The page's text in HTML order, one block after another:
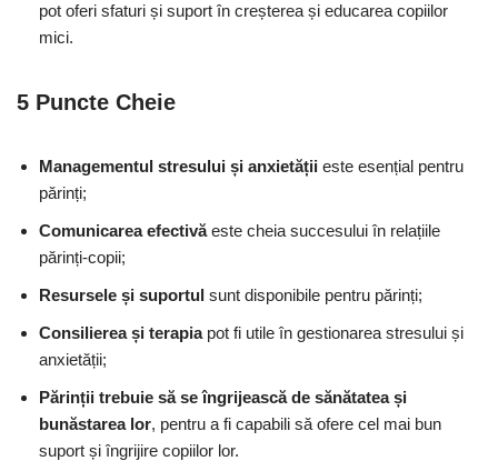
pot oferi sfaturi și suport în creșterea și educarea copiilor
mici.
5 Puncte Cheie
Managementul stresului și anxietății este esențial pentru
părinți;
Comunicarea efectivăeste cheia succesului în relațiile
părinți-copii;
Resursele și suportul sunt disponibile pentru părinți;
Consilierea și terapiapot fi utile în gestionarea stresului și
anxietății;
Părinții trebuie să se îngrijească de sănătatea și
bunăstarea lor, pentru a fi capabili să ofere cel mai bun
suport și îngrijire copiilor lor.